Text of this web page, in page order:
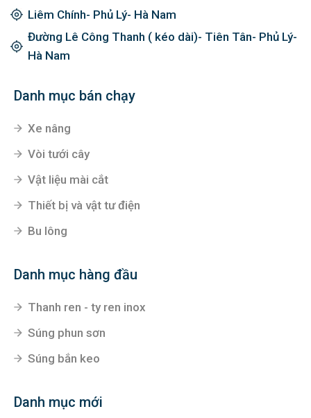
Liêm Chính- Phủ Lý- Hà Nam
Đường Lê Công Thanh ( kéo dài)- Tiên Tân- Phủ Lý-
Hà Nam
Danh mục bán chạy
Xe nâng
Vòi tưới cây
Vật liệu mài cắt
Thiết bị và vật tư điện
Bu lông
Danh mục hàng đầu
Thanh ren - ty ren inox
Súng phun sơn
Súng bắn keo
Danh mục mới